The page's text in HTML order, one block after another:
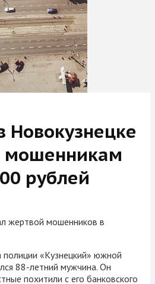
Новокузнецке
мошенникам
рублей
жертвой мошенников в
«Кузнецкий» южной
88-летний мужчина. Он
похитили с его банковского